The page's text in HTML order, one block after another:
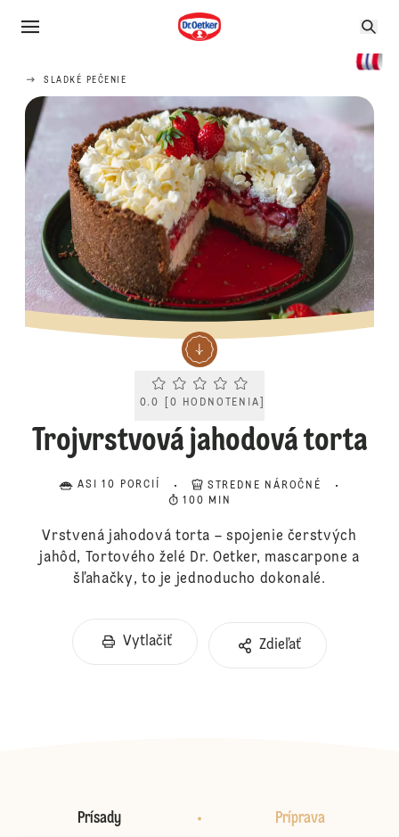
SLADKÉ PEČENIE
Current rating 0.0. Click to rate.
0.0 0 HODNOTENIA
Trojvrstvová jahodová torta
ASI 10 PORCIÍ
STREDNE NÁROČNÉ
100 MIN
Vrstvená jahodová torta – spojenie čerstvých
jahôd, Tortového želé Dr. Oetker, mascarpone a
šľahačky, to je jednoducho dokonalé.
Vytlačiť Zdieľať
Prísady Príprava